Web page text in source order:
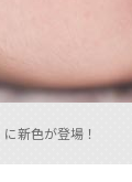
新色が登場！